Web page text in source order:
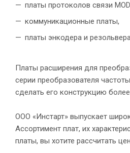
платы протоколов связи
коммуникационные платы,
платы энкодера и
Платы расширения для
серии преобразователя
сделать его конструкцию
ООО «Инстарт» выпускает
Ассортимент плат, их
платы, вы хотите рассчитать